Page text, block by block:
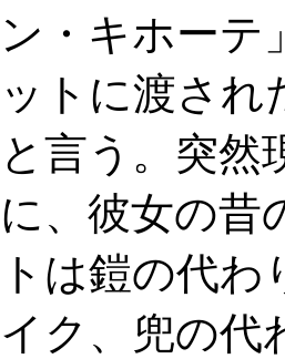
ン・キホーテ
ットに渡され
と言う。突然
に、彼女の昔
トは鎧の代
イク、兜の代